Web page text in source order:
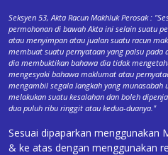
Seksyen 53, Akta Racun Makhluk Perosak :
permohonan di bawah Akta ini selain suatu
atau menyimpan atau jualan suatu racun
membuat suatu pernyataan yang palsu
dia membuktikan bahawa dia tidak
mengesyaki bahawa maklumat atau
mengambil segala langkah yang munasabah
melakukan suatu kesalahan dan boleh
dua puluh ribu ringgit atau kedua-duanya."
Sesuai dipaparkan menggunakan
& ke atas dengan menggunakan